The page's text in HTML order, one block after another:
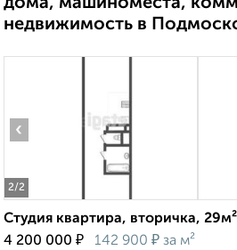
дома, машиноместа,
недвижимость в
2/2
‹
Студия квартира, вторичка,
4 200 000 ₽ 142 900 ₽ за м²